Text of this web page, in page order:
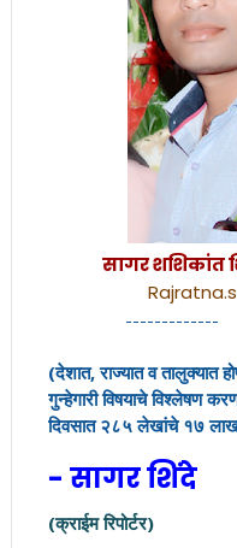
सागर शशिकांत
-------------
(देशात, राज्यात व तालुक्यात
गुन्हेगारी विषयाचे विश्लेषण
दिवसात २८५ लेखांचे १७
- सागर शिंदे
(क्राईम रिपोर्टर)